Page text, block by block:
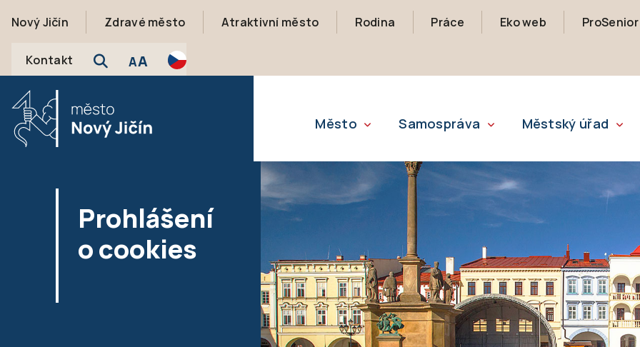
Nový Jičín Zdravé město Atraktivní město Rodina Práce Eko web ProSenior
Kontakt AA
Město Samospráva Městský úřad
Prohlášení
o cookies